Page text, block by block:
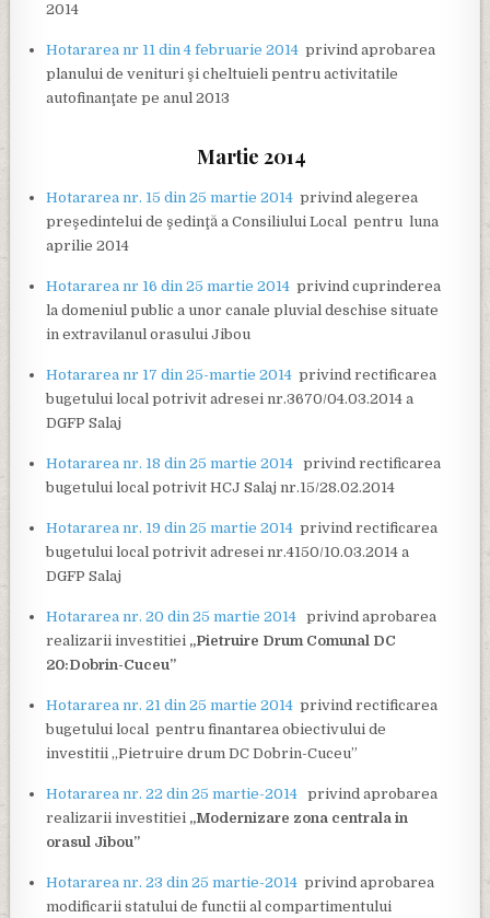
2014
Hotararea nr 11 din 4 februarie 2014 privind aprobarea
planului de venituri şi cheltuieli pentru activitatile
autofinanţate pe anul 2013
Martie 2014
Hotararea nr. 15 din 25 martie 2014 privind alegerea
preşedintelui de şedinţă a Consiliului Local pentru luna
aprilie 2014
Hotararea nr 16 din 25 martie 2014 privind cuprinderea
la domeniul public a unor canale pluvial deschise situate
in extravilanul orasului Jibou
Hotararea nr 17 din 25-martie 2014 privind rectificarea
bugetului local potrivit adresei nr.3670/04.03.2014 a
DGFP Salaj
Hotararea nr. 18 din 25 martie 2014 privind rectificarea
bugetului local potrivit HCJ Salaj nr.15/28.02.2014
Hotararea nr. 19 din 25 martie 2014 privind rectificarea
bugetului local potrivit adresei nr.4150/10.03.2014 a
DGFP Salaj
Hotararea nr. 20 din 25 martie 2014privind aprobarea
realizarii investitiei „Pietruire Drum Comunal DC
20:Dobrin-Cuceu”
Hotararea nr. 21 din 25 martie 2014 privind rectificarea
bugetului local pentru finantarea obiectivului de
investitii „Pietruire drum DC Dobrin-Cuceu”
Hotararea nr. 22 din 25 martie-2014 privind aprobarea
realizarii investitiei „Modernizare zona centrala in
orasul Jibou”
Hotararea nr. 23 din 25 martie-2014 privind aprobarea
modificarii statului de functii al compartimentului